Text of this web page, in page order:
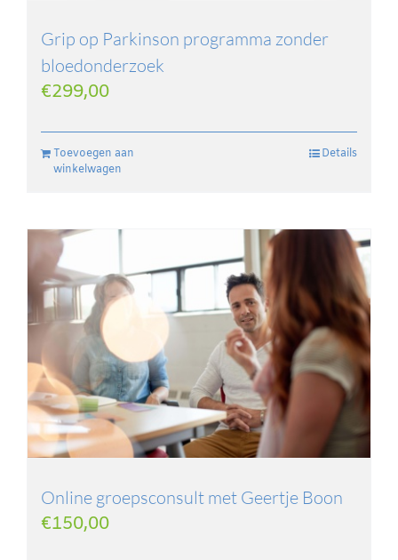
Grip op Parkinson programma zonder
bloedonderzoek
€299,00
Toevoegen aan
winkelwagen
Details
Online groepsconsult met Geertje Boon
€150,00